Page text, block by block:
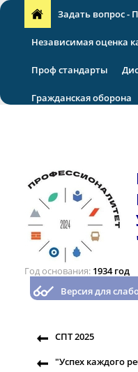
Задать вопрос -
Независимая оценка
Проф стандарты
Гражданская оборона
Год основания 1934 год
Версия для
СПТ 2025
"Успех каждого